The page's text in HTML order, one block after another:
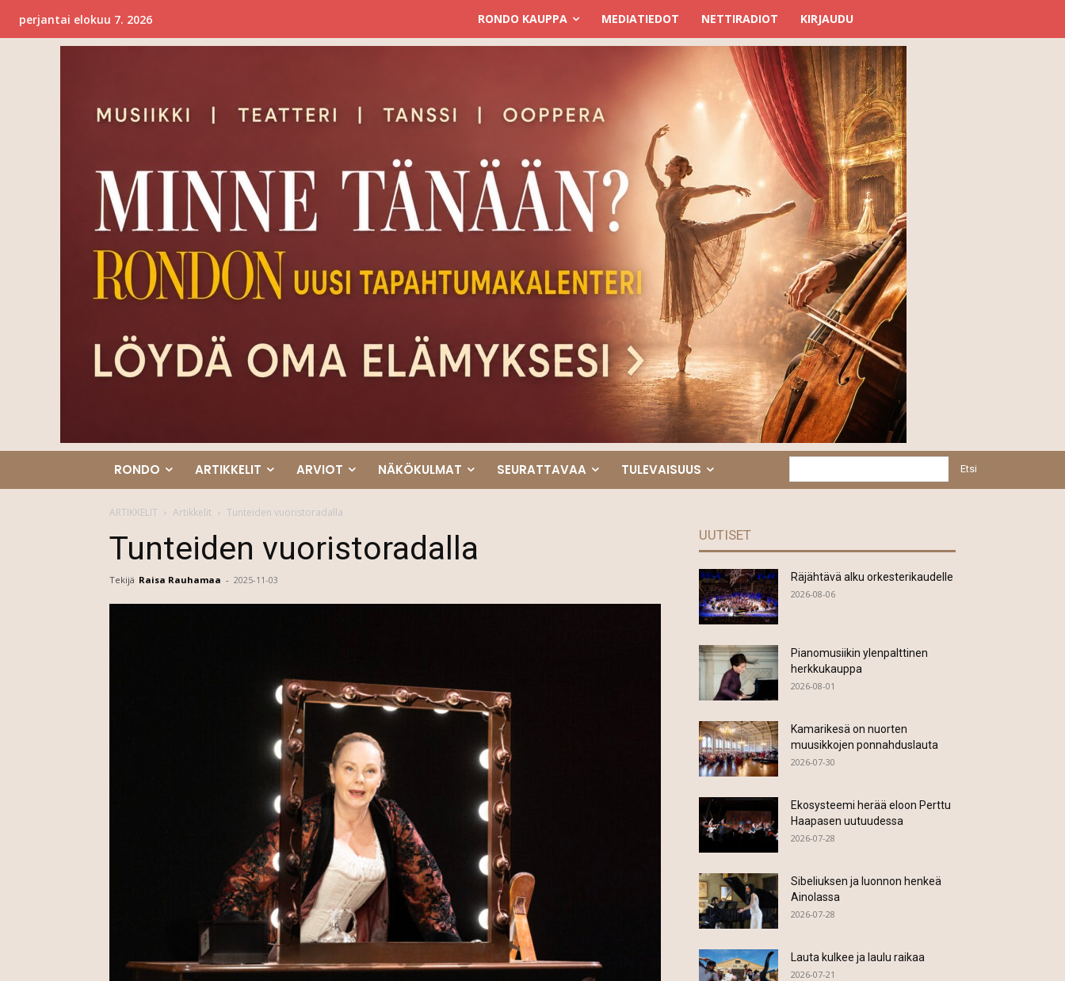
perjantai elokuu 7. 2026 RONDO KAUPPA MEDIATIEDOT NETTIRADIOT KIRJAUDU
RONDO ARTIKKELIT ARVIOT NÄKÖKULMAT SEURATTAVAA TULEVAISUUS Etsi
ARTIKKELIT Artikkelit Tunteiden vuoristoradalla
Tunteiden vuoristoradalla
Tekijä Raisa Rauhamaa - 2025-11-03
UUTISET
Räjähtävä alku orkesterikaudelle
2026-08-06
Pianomusiikin ylenpalttinen
herkkukauppa
2026-08-01
Kamarikesä on nuorten
muusikkojen ponnahduslauta
2026-07-30
Ekosysteemi herää eloon Perttu
Haapasen uutuudessa
2026-07-28
Sibeliuksen ja luonnon henkeä
Ainolassa
2026-07-28
Lauta kulkee ja laulu raikaa
2026-07-21